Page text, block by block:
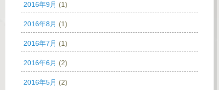
2016年9月 (1)
2016年8月 (1)
2016年7月 (1)
2016年6月 (2)
2016年5月 (2)